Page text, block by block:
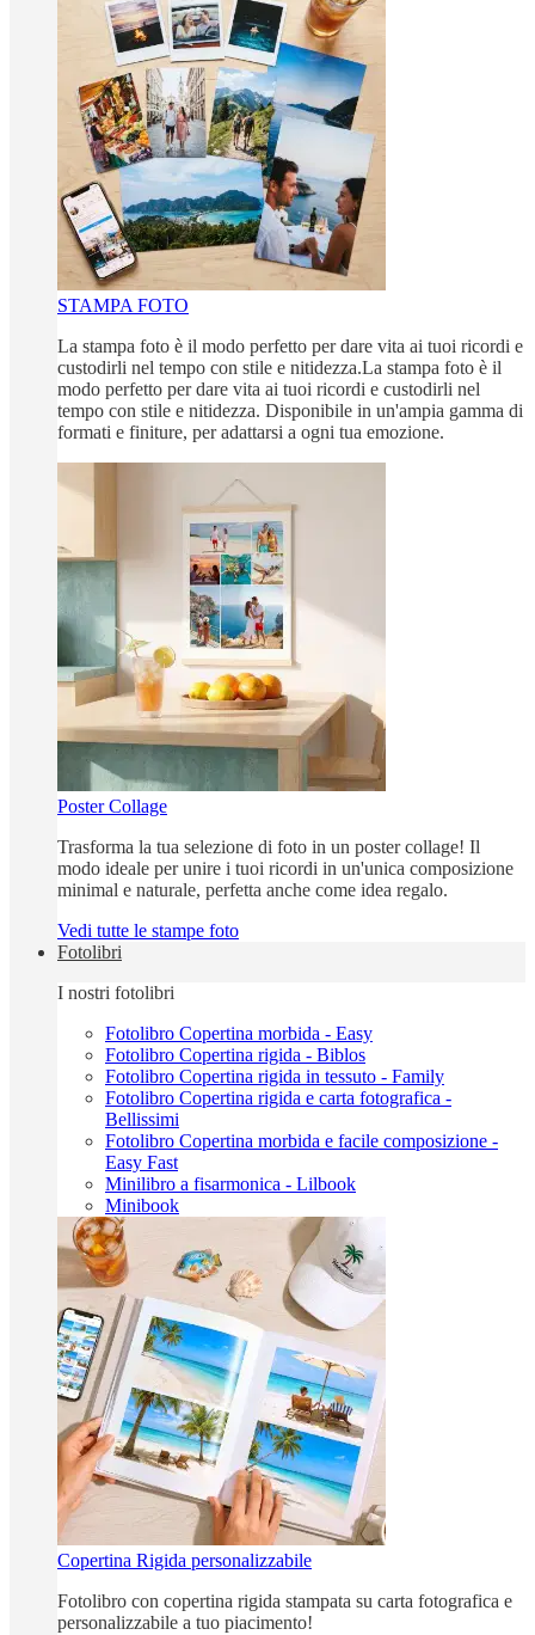
STAMPA FOTO
La stampa foto è il modo perfetto per dare vita ai tuoi ricordi e
custodirli nel tempo con stile e nitidezza.La stampa foto è il
modo perfetto per dare vita ai tuoi ricordi e custodirli nel
tempo con stile e nitidezza. Disponibile in un'ampia gamma di
formati e finiture, per adattarsi a ogni tua emozione.
Poster Collage
Trasforma la tua selezione di foto in un poster collage! Il
modo ideale per unire i tuoi ricordi in un'unica composizione
minimal e naturale, perfetta anche come idea regalo.
Vedi tutte le stampe foto
Fotolibri
I nostri fotolibri
Fotolibro Copertina morbida - Easy
Fotolibro Copertina rigida - Biblos
Fotolibro Copertina rigida in tessuto - Family
Fotolibro Copertina rigida e carta fotografica -
Bellissimi
Fotolibro Copertina morbida e facile composizione -
Easy Fast
Minilibro a fisarmonica - Lilbook
Minibook
Copertina Rigida personalizzabile
Fotolibro con copertina rigida stampata su carta fotografica e
personalizzabile a tuo piacimento!